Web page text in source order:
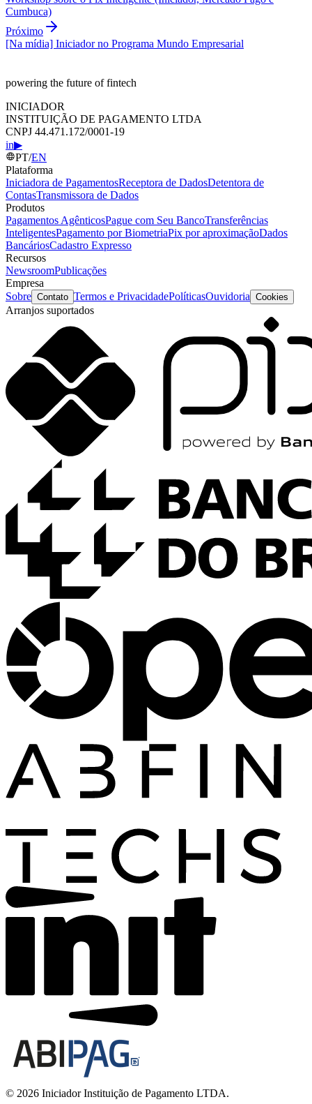
Cumbuca)
Próximo
[Na mídia] Iniciador no Programa Mundo Empresarial
powering the future of fintech
INICIADOR
INSTITUIÇÃO DE PAGAMENTO LTDA
CNPJ 44.471.172/0001-19
in▶
PT/EN
Plataforma
Iniciadora de PagamentosReceptora de DadosDetentora de
ContasTransmissora de Dados
Produtos
Pagamentos AgênticosPague com Seu BancoTransferências
InteligentesPagamento por BiometriaPix por aproximaçãoDados
BancáriosCadastro Expresso
Recursos
NewsroomPublicações
Empresa
Sobre Contato Termos e PrivacidadePolíticasOuvidoria Cookies
Arranjos suportados
© 2026 Iniciador Instituição de Pagamento LTDA.